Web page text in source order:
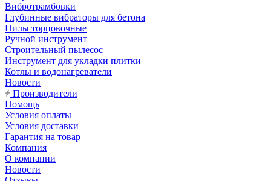
Вибротрамбовки
Глубинные вибраторы для бетона
Пилы торцовочные
Ручной инструмент
Строительный пылесос
Инструмент для укладки плитки
Котлы и водонагреватели
Новости
Производители
Помощь
Условия оплаты
Условия доставки
Гарантия на товар
Компания
О компании
Новости